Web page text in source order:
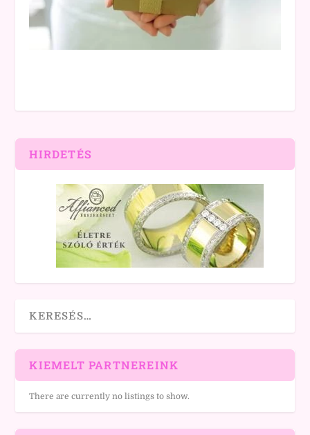
HIRDETÉS
KIEMELT PARTNEREINK
There are currently no listings to show.